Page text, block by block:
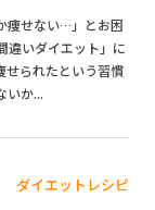
痩せない…」とお困
違いダイエット」に
せられたという習慣
いか...
ダイエットレシピ